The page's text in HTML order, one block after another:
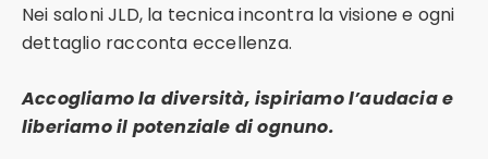
Nei saloni JLD, la tecnica incontra la visione e ogni
dettaglio racconta eccellenza.
Accogliamo la diversità, ispiriamo l’audacia e
liberiamo il potenziale di ognuno.